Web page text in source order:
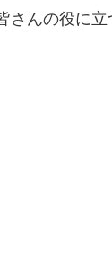
さんの役に